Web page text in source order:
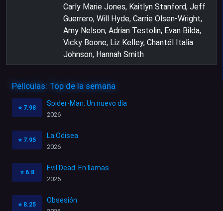
Carly Marie Jones, Kaitlyn Stanford, Jeff
Guerrero, Will Hyde, Carrie Olsen-Wright,
Amy Nelson, Adrian Testolin, Evan Bilda,
Vicky Boone, Liz Kelley, Chantél Italia
Johnson, Hannah Smith
Películas: Top de la semana
⭐ 7.98
Spider-Man: Un nuevo día
2026
⭐ 7.95
La Odisea
2026
⭐ 6.8
Evil Dead: En llamas
2026
⭐ 8.25
Obsesión